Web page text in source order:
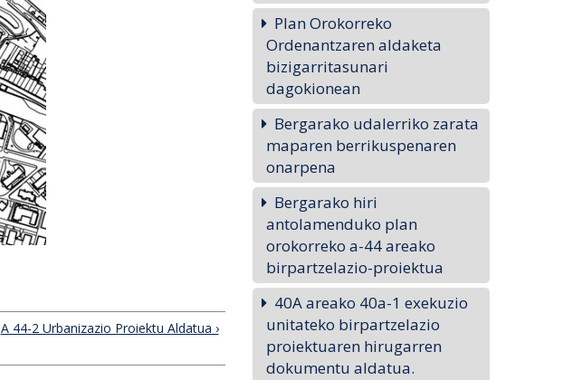
A 44-2 Urbanizazio Proiektu Aldatua ›
Plan Orokorreko
Ordenantzaren aldaketa
bizigarritasunari
dagokionean
Bergarako udalerriko zarata
maparen berrikuspenaren
onarpena
Bergarako hiri
antolamenduko plan
orokorreko a-44 areako
birpartzelazio-proiektua
40A areako 40a-1 exekuzio
unitateko birpartzelazio
proiektuaren hirugarren
dokumentu aldatua.